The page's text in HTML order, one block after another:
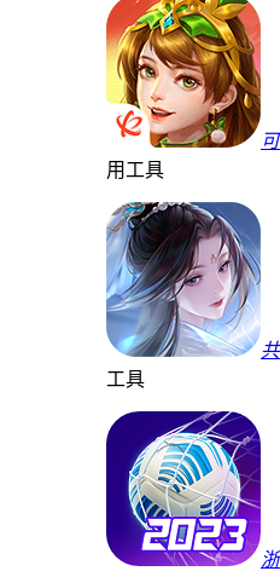
用工具
工具